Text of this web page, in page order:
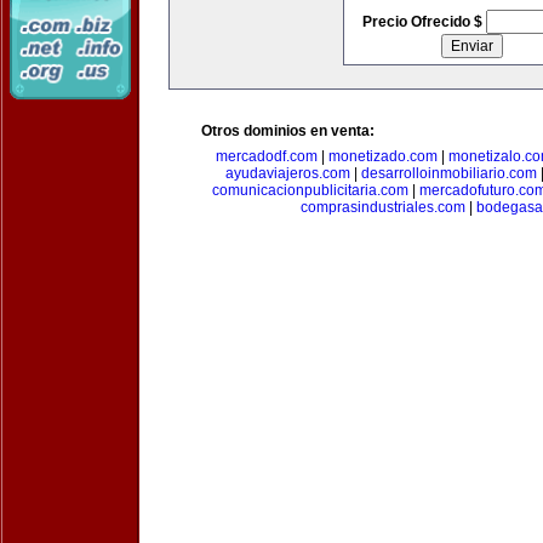
Precio Ofrecido $
Otros dominios en venta:
mercadodf.com| monetizado.com|
ayudaviajeros.com
desarrolloinmobiliario.com
comunicacionpublicitaria.com|
comprasindustriales.com|